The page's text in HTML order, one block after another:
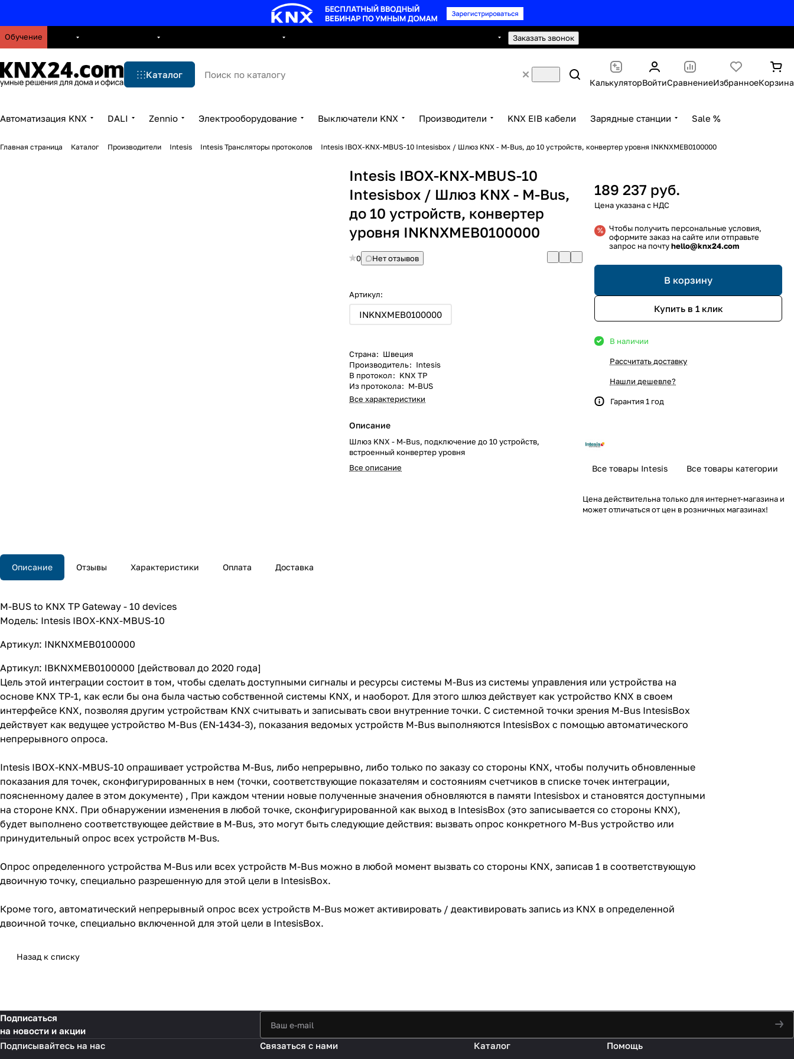
Обучение Заказать звонок
Каталог
КалькуляторВойтиСравнениеИзбранноеКорзина
Автоматизация KNX DALI Zennio Электрооборудование Выключатели KNX Производители KNX EIB кабели Зарядные станции Sale %
Главная страница Каталог Производители Intesis Intesis Трансляторы протоколов Intesis IBOX-KNX-MBUS-10 Intesisbox / Шлюз KNX - M-Bus, до 10 устройств, конвертер уровня INKNXMEB0100000
Intesis IBOX-KNX-MBUS-10
Intesisbox / Шлюз KNX - M-Bus,
до 10 устройств, конвертер
уровня INKNXMEB0100000
0 Нет отзывов
Артикул:
INKNXMEB0100000
Страна: Швеция
Производитель: Intesis
В протокол: KNX TP
Из протокола: M-BUS
Все характеристики
Описание
Шлюз KNX - M-Bus, подключение до 10 устройств,
встроенный конвертер уровня
Все описание
189 237 руб.
Чтобы получить персональные условия,
оформите заказ на сайте или отправьте
запрос на почтуhello@knx24.com
В корзину
Купить в 1 клик
В наличии
Рассчитать доставку
Нашли дешевле?
Гарантия 1 год
Все товары Intesis Все товары категории
Цена действительна только для интернет-магазина и
может отличаться от цен в розничных магазинах!
Описание Отзывы Характеристики Оплата Доставка
M-BUS to KNX TP Gateway - 10 devices
Модель: Intesis IBOX-KNX-MBUS-10
Артикул: INKNXMEB0100000
Артикул: IBKNXMEB0100000 [действовал до 2020 года]
Цель этой интеграции состоит в том, чтобы сделать доступными сигналы и ресурсы системы M-Bus из системы управления или устройства на
основе KNX TP-1, как если бы она была частью собственной системы KNX, и наоборот. Для этого шлюз действует как устройство KNX в своем
интерфейсе KNX, позволяя другим устройствам KNX считывать и записывать свои внутренние точки. С системной точки зрения M-Bus IntesisBox
действует как ведущее устройство M-Bus (EN-1434-3), показания ведомых устройств M-Bus выполняются IntesisBox с помощью автоматического
непрерывного опроса.
Intesis IBOX-KNX-MBUS-10 опрашивает устройства M-Bus, либо непрерывно, либо только по заказу со стороны KNX, чтобы получить обновленные
показания для точек, сконфигурированных в нем (точки, соответствующие показателям и состояниям счетчиков в списке точек интеграции,
поясненному далее в этом документе) , При каждом чтении новые полученные значения обновляются в памяти Intesisbox и становятся доступными
на стороне KNX. При обнаружении изменения в любой точке, сконфигурированной как выход в IntesisBox (это записывается со стороны KNX),
будет выполнено соответствующее действие в M-Bus, это могут быть следующие действия: вызвать опрос конкретного M-Bus устройство или
принудительный опрос всех устройств M-Bus.
Опрос определенного устройства M-Bus или всех устройств M-Bus можно в любой момент вызвать со стороны KNX, записав 1 в соответствующую
двоичную точку, специально разрешенную для этой цели в IntesisBox.
Кроме того, автоматический непрерывный опрос всех устройств M-Bus может активировать / деактивировать запись из KNX в определенной
двоичной точке, специально включенной для этой цели в IntesisBox.
Назад к списку
Подписаться
на новости и акции
Связаться с нами
Каталог Помощь